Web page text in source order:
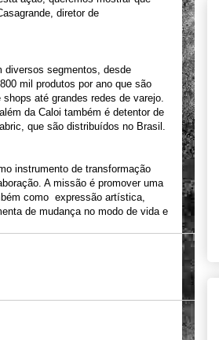
diretor de
diversos segmentos, desde
mil produtos por ano que são
até grandes redes de varejo.
da Caloi também é detentor de
que são distribuídos no Brasil.
instrumento de transformação
A missão é promover uma
como expressão artística,
de mudança no modo de vida e